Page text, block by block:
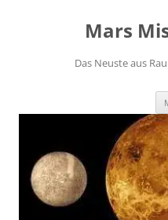
Mars
Das Neuste aus